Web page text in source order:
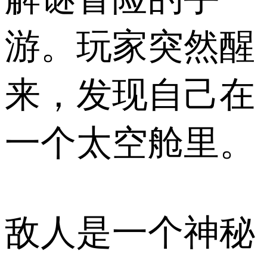
游。玩家突然醒
来，发现自己在
一个太空舱里。
敌人是一个神秘